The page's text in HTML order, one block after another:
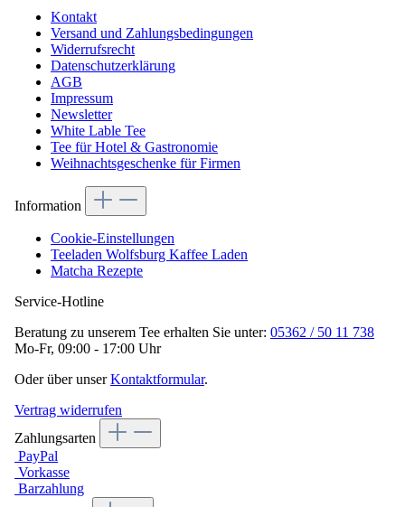
Kontakt
Versand und Zahlungsbedingungen
Widerrufsrecht
Datenschutzerklärung
AGB
Impressum
Newsletter
White Lable Tee
Tee für Hotel & Gastronomie
Weihnachtsgeschenke für Firmen
Information
Cookie-Einstellungen
Teeladen Wolfsburg Kaffee Laden
Matcha Rezepte
Service-Hotline
Beratung zu unserem Tee erhalten Sie unter: 05362 / 50 11 738
Mo-Fr, 09:00 - 17:00 Uhr
Oder über unserKontaktformular.
Vertrag widerrufen
Zahlungsarten
PayPal
Vorkasse
Barzahlung